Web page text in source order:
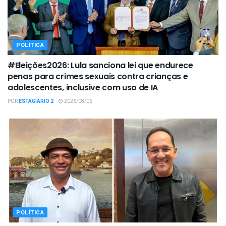
POLÍTICA
#Eleições2026: Lula sanciona lei que endurece
penas para crimes sexuais contra crianças e
adolescentes, inclusive com uso de IA
PORESTAGIÁRIO 2 2026/08/06
POLÍTICA